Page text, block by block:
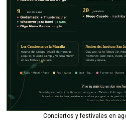
Conciertos y festivales en